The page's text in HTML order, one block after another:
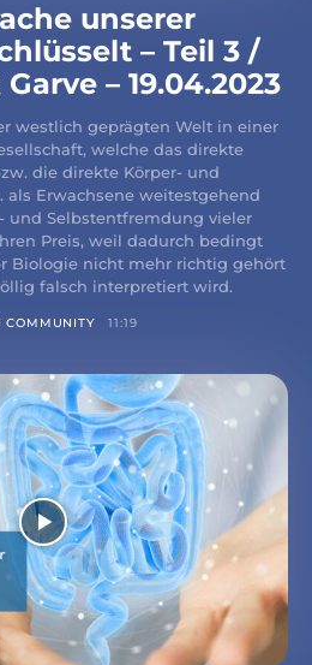
unserer
– Teil 3 /
– 19.04.2023
westlich geprägten Welt in einer
welche das direkte
die direkte Körper- und
als Erwachsene weitestgehend
und Selbstentfremdung vieler
Preis, weil dadurch bedingt
Biologie nicht mehr richtig gehört
falsch interpretiert wird.
COMMUNITY 11:19